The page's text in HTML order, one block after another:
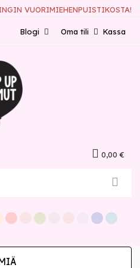
VUORIMIEHENPUISTIKOSTA!
Kassa
Oma tili
Blogi
0,00 €